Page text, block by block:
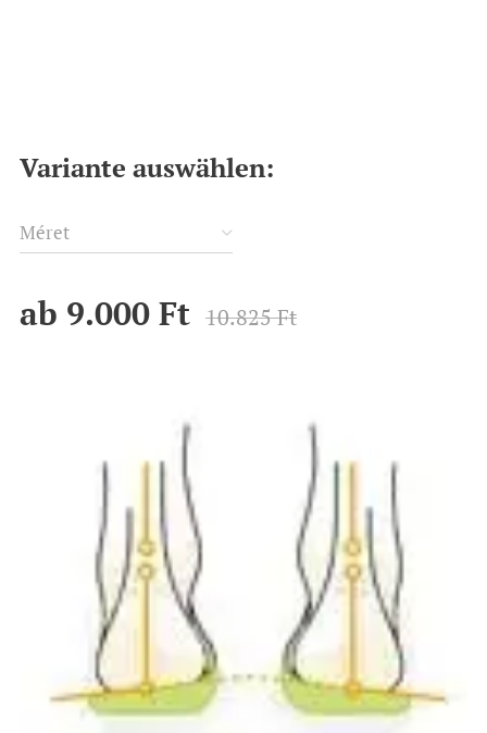
Variante auswählen:
Méret
ab 9.000 Ft 10.825Ft